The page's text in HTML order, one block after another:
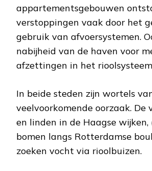
appartementsgebouwen
verstoppingen vaak door het
gebruik van afvoersystemen.
nabijheid van de haven voor
afzettingen in het
In beide steden zijn wortels
veelvoorkomende oorzaak. De
en linden in de Haagse wijken,
bomen langs Rotterdamse
zoeken vocht via rioolbuizen.